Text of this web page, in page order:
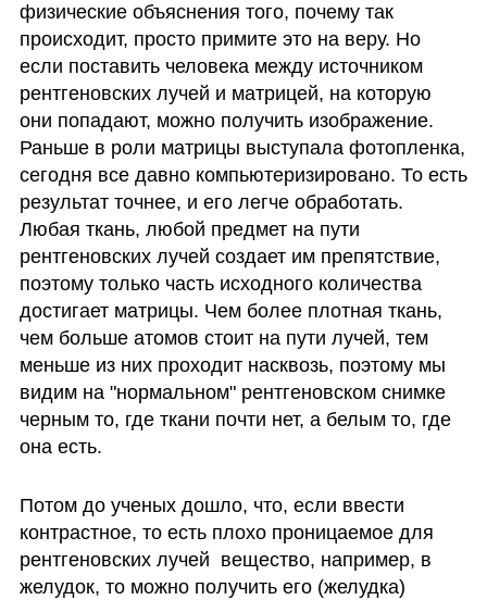
физические объяснения того, почему так
происходит, просто примите это на веру. Но
если поставить человека между источником
рентгеновских лучей и матрицей, на которую
они попадают, можно получить изображение.
Раньше в роли матрицы выступала фотопленка,
сегодня все давно компьютеризировано. То есть
результат точнее, и его легче обработать.
Любая ткань, любой предмет на пути
рентгеновских лучей создает им препятствие,
поэтому только часть исходного количества
достигает матрицы. Чем более плотная ткань,
чем больше атомов стоит на пути лучей, тем
меньше из них проходит насквозь, поэтому мы
видим на "нормальном" рентгеновском снимке
черным то, где ткани почти нет, а белым то, где
она есть.
Потом до ученых дошло, что, если ввести
контрастное, то есть плохо проницаемое для
рентгеновских лучей  вещество, например, в
желудок, то можно получить его (желудка)